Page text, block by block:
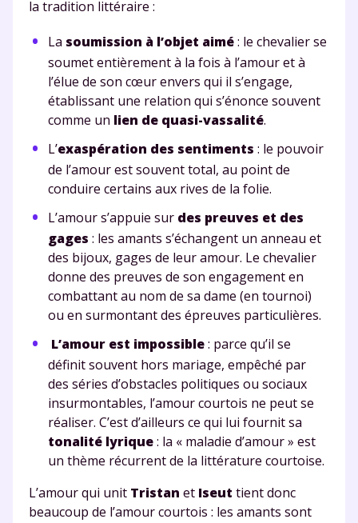
la tradition littéraire :
La soumission à l’objet aimé: le chevalier se
soumet entièrement à la fois à l’amour et à
l’élue de son cœur envers qui il s’engage,
établissant une relation qui s’énonce souvent
comme un lien de quasi-vassalité.
L’exaspération des sentiments : le pouvoir
de l’amour est souvent total, au point de
conduire certains aux rives de la folie.
L’amour s’appuie sur des preuves et des
gages : les amants s’échangent un anneau et
des bijoux, gages de leur amour. Le chevalier
donne des preuves de son engagement en
combattant au nom de sa dame (en tournoi)
ou en surmontant des épreuves particulières.
L’amour est impossible: parce qu’il se
définit souvent hors mariage, empêché par
des séries d’obstacles politiques ou sociaux
insurmontables, l’amour courtois ne peut se
réaliser. C’est d’ailleurs ce qui lui fournit sa
tonalité lyrique: la « maladie d’amour » est
un thème récurrent de la littérature courtoise.
L’amour qui unit Tristan et Iseut tient donc
beaucoup de l’amour courtois : les amants sont